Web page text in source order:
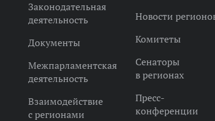
Законодательная
деятельность
Документы
Межпарламентская
деятельность
Взаимодействие
с регионами
Новости
Комитеты
Сенаторы
в регионах
Пресс-
конференции